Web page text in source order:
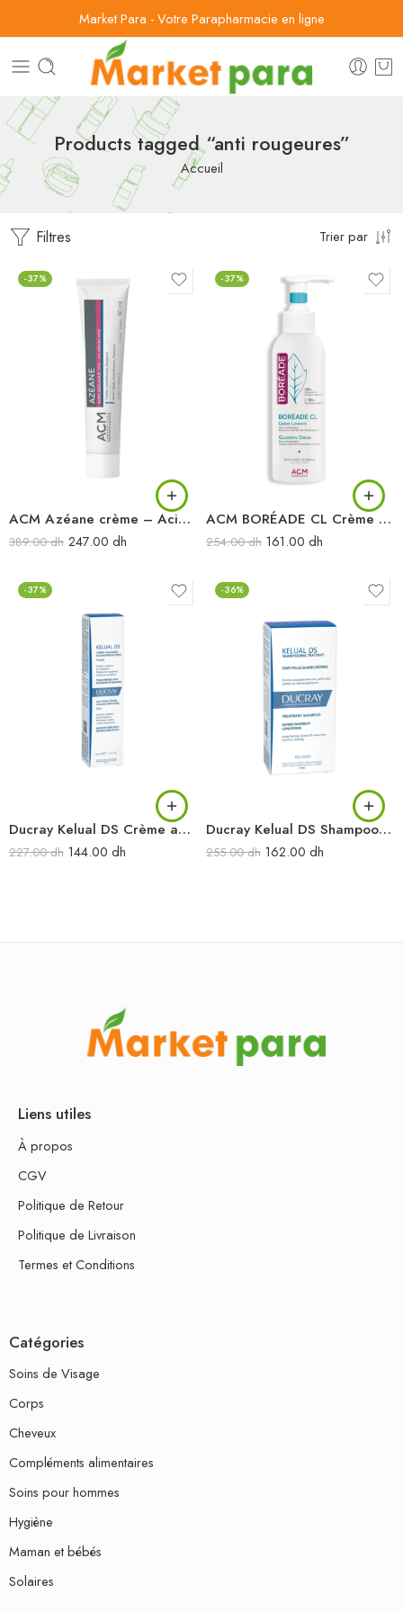
Market Para - Votre Parapharmacie en ligne
Products tagged “anti rougeures”
Accueil
Filtres Trier par
-37%
ACM Azéane crème – Acide azélaïque 15% 30ML
389.00dh 247.00 dh
-37%
ACM BORÉADE CL Crème Lavante 200ML
254.00dh 161.00 dh
-37%
Ducray Kelual DS Crème apaisante squamoréductrice 40 ml
227.00dh 144.00 dh
-36%
Ducray Kelual DS Shampooing traitant 100 ml
255.00dh 162.00 dh
Liens utiles
À propos
CGV
Politique de Retour
Politique de Livraison
Termes et Conditions
Catégories
Soins de Visage
Corps
Cheveux
Compléments alimentaires
Soins pour hommes
Hygiène
Maman et bébés
Solaires